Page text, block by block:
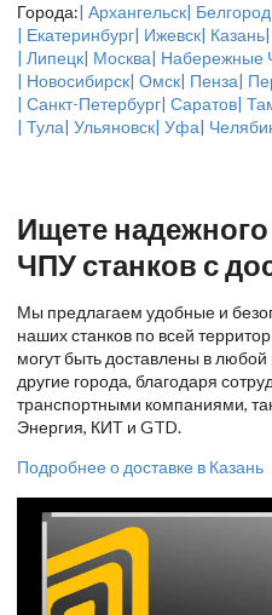
Города:| Архангельск| Белгород
| Екатеринбург| Ижевск| Казань
| Липецк| Москва| Набережные
| Новосибирск| Омск| Пенза|
| Санкт-Петербург| Саратов|
| Тула| Ульяновск| Уфа|
Ищете
ЧПУ станков с
Мы предлагаем удобные и
наших станков по всей
могут быть доставлены в
другие города, благодаря
транспортными компаниями,
Энергия, КИТ и GTD.
Подробнее о доставке в Казань